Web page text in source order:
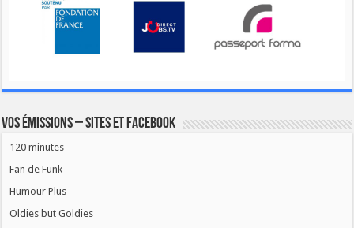
Vos émissions – Sites et Facebook
120 minutes
Fan de Funk
Humour Plus
Oldies but Goldies